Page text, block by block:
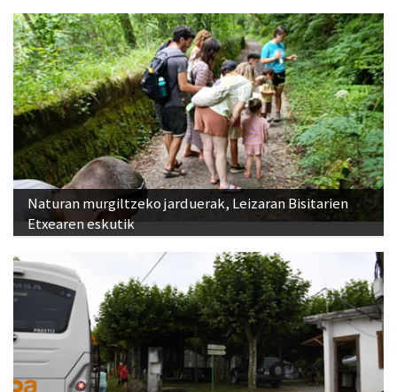
Naturan murgiltzeko jarduerak, Leizaran Bisitarien
Etxearen eskutik